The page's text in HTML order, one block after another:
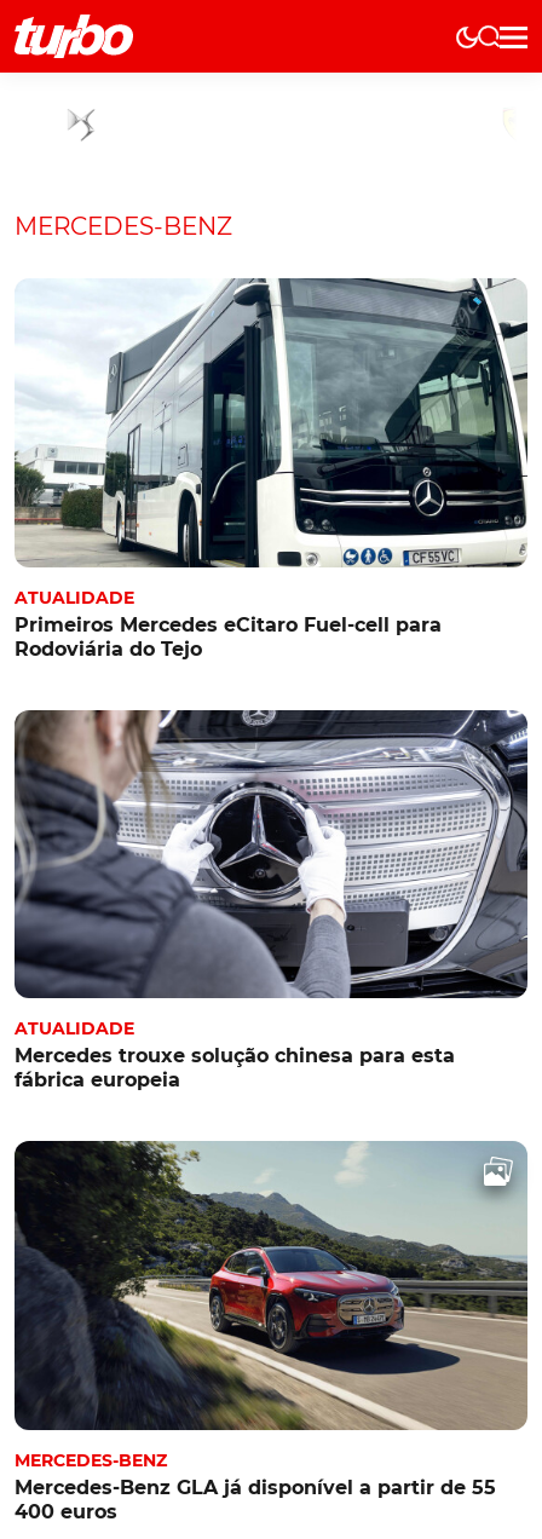
Elétricos
Marcas
História
Comerciais
Curiosidades
Técnica
Testes
MERCEDES-BENZ
ATUALIDADE
Primeiros Mercedes eCitaro Fuel-cell para
Rodoviária do Tejo
ATUALIDADE
Mercedes trouxe solução chinesa para esta
fábrica europeia
MERCEDES-BENZ
Mercedes-Benz GLA já disponível a partir de 55
400 euros